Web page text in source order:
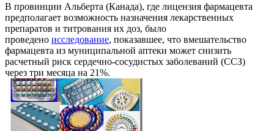
В провинции Альберта (Канада), где лицензия фармацевта
предполагает возможность назначения лекарственных
препаратов и титрования их доз, было
проведено исследование, показавшее, что вмешательство
фармацевта из муниципальной аптеки может снизить
расчетный риск сердечно-сосудистых заболеваний (ССЗ)
через три месяца на 21%.